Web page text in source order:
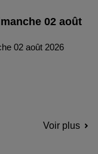
02 août
02 août 2026
Voir plus